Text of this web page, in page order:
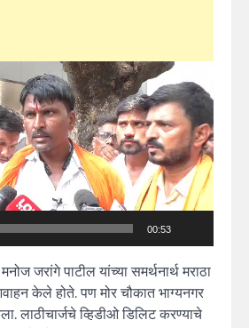
00:53
जरांगे पाटील यांच्या समर्थनार्थ मराठा
केले होते. पण मोर चौकात भाग्यनगर
लाठीचार्जचे व्हिडीओ डिलिट करण्याचे